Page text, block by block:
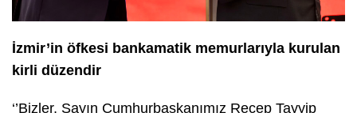
İzmir’in öfkesi bankamatik memurlarıyla kurulan
kirli düzendir
‘’Bizler, Sayın Cumhurbaşkanımız Recep Tayyip